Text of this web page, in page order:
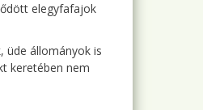
elegyfafajok
üde állományok is
keretében nem